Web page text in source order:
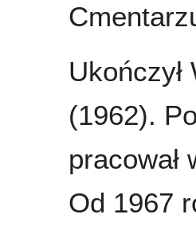
Ukończył
(1962).
pracował
Od 1967